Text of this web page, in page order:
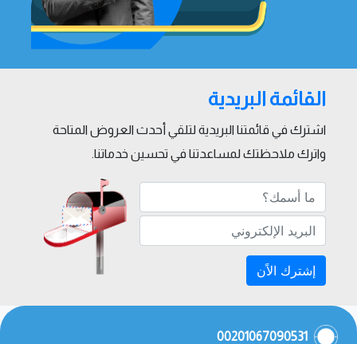
القائمة البريدية
اشترك في قائمتنا البريدية لتلقي أحدث العروض المتاحة
واترك ملاحظتك لمساعدتنا في تحسين خدماتنا.
إشترك الاًن
00201067090531